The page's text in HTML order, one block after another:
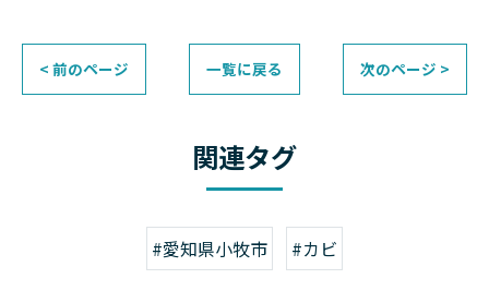
< 前のページ 一覧に戻る 次のページ >
関連タグ
#愛知県小牧市 #カビ